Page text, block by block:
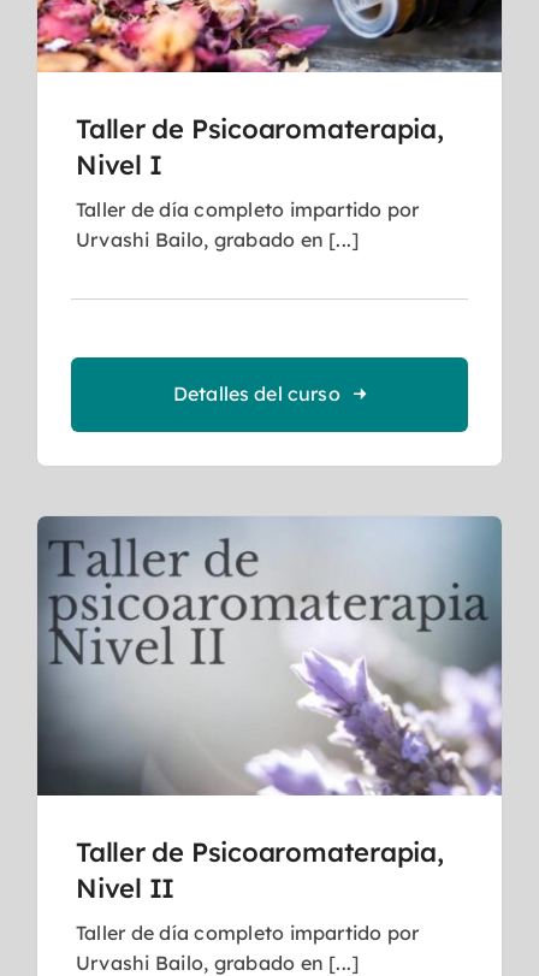
Taller de Psicoaromaterapia,
Nivel I
Taller de día completo impartido por
Urvashi Bailo, grabado en [...]
Detalles del curso
Taller de Psicoaromaterapia,
Nivel II
Taller de día completo impartido por
Urvashi Bailo, grabado en [...]